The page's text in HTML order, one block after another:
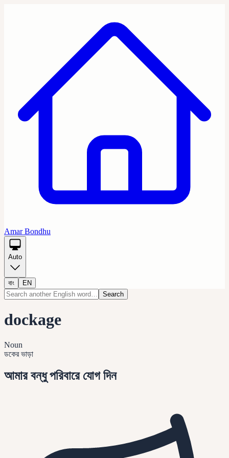
Amar Bondhu
Auto
বাং
EN
Search
dockage
Noun
ডকের ভাড়া
আমার বন্ধু পরিবারে যোগ দিন